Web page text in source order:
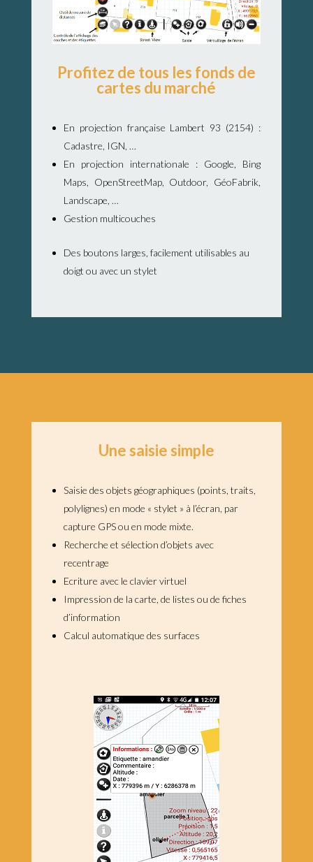
Profitez de tous les fonds de
cartes du marché
En projection française Lambert 93 (2154) :
Cadastre, IGN, …
En projection internationale : Google, Bing
Maps, OpenStreetMap, Outdoor, GéoFabrik,
Landscape, …
Gestion multicouches
Des boutons larges, facilement utilisables au
doigt ou avec un stylet
Une saisie simple
Saisie des objets géographiques (points, traits,
polylignes) en mode « stylet » à l’écran, par
capture GPS ou en mode mixte.
Recherche et sélection d’objets avec
recentrage
Ecriture avec le clavier virtuel
Impression de la carte, de listes ou de fiches
d’information
Calcul automatique des surfaces